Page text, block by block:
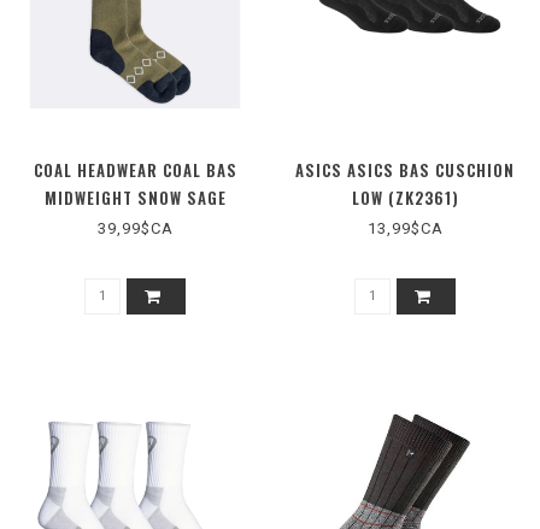
COAL HEADWEAR COAL BAS
MIDWEIGHT SNOW SAGE
39,99$CA
ASICS ASICS BAS CUSCHION
LOW (ZK2361)
13,99$CA